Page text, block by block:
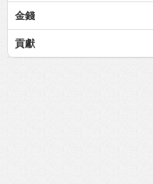
金錢
貢獻